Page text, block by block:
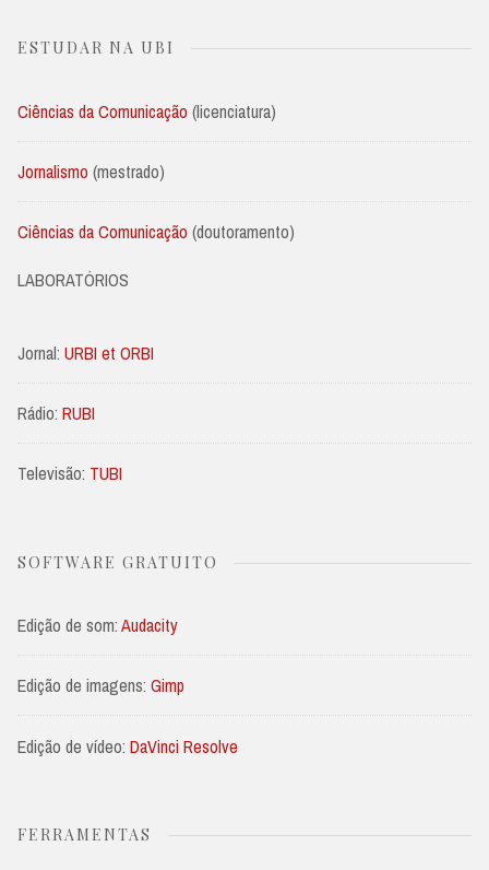
ESTUDAR NA UBI
Ciências da Comunicação (licenciatura)
Jornalismo (mestrado)
Ciências da Comunicação (doutoramento)
LABORATÓRIOS
Jornal: URBI et ORBI
Rádio: RUBI
Televisão: TUBI
SOFTWARE GRATUITO
Edição de som:Audacity
Edição de imagens: Gimp
Edição de vídeo: DaVinci Resolve
FERRAMENTAS